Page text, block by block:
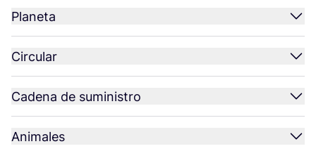
Planeta
Circular
Cadena de suministro
Animales